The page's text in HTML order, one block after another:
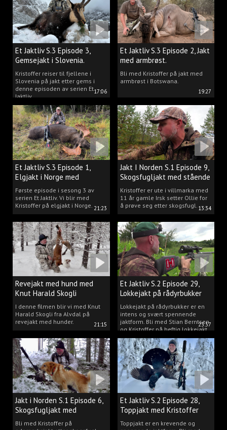
17:06
Et Jaktliv S.3 Episode 3,
Gemsejakt i Slovenia.
Kristoffer reiser til fjellene i
Slovenia på jakt etter gems i
denne episoden av serien Et
Jaktliv.
19:27
Et Jaktliv S.3 Episode 2, Jakt
med armbrøst.
Bli med Kristoffer på jakt med
armbrøst i Botswana.
21:23
Et Jaktliv S.3 Episode 1,
Elgjakt i Norge med
Kristoffer Clausen
Første episode i sesong 3 av
serien Et Jaktliv. Vi blir med
Kristoffer på elgjakt i Norge.
13:34
Jakt I Norden S.1 Episode 9,
Skogsfugljakt med stående
hund.
Kristoffer er ute i villmarka med
11 år gamle Irsk setter Ollie for
å prøve seg etter skogsfugl.
21:15
Revejakt med hund med
Knut Harald Skogli
I denne filmen blir vi med Knut
Harald Skogli fra Alvdal på
revejakt med hunder.
23:37
Et Jaktliv S.2 Episode 29,
Lokkejakt på rådyrbukker
med Stian og Kristoffer
Lokkejakt på rådyrbukker er en
intens og svært spennende
jaktform. Bli med Stian Berntsen
og Kristoffer på heftig lokkejakt.
Jakt i Norden S.1 Episode 6,
Skogsfugljakt med
spetshund.
Bli med Kristoffer på
Et Jaktliv S.2 Episode 28,
Toppjakt med Kristoffer
Clausen
Toppjakt er en krevende og